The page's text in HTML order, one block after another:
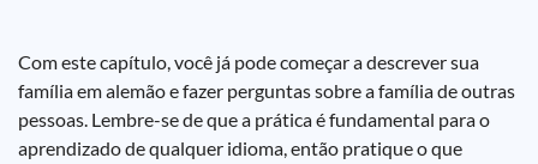
Com este capítulo, você já pode começar a descrever sua
família em alemão e fazer perguntas sobre a família de outras
pessoas. Lembre-se de que a prática é fundamental para o
aprendizado de qualquer idioma, então pratique o que